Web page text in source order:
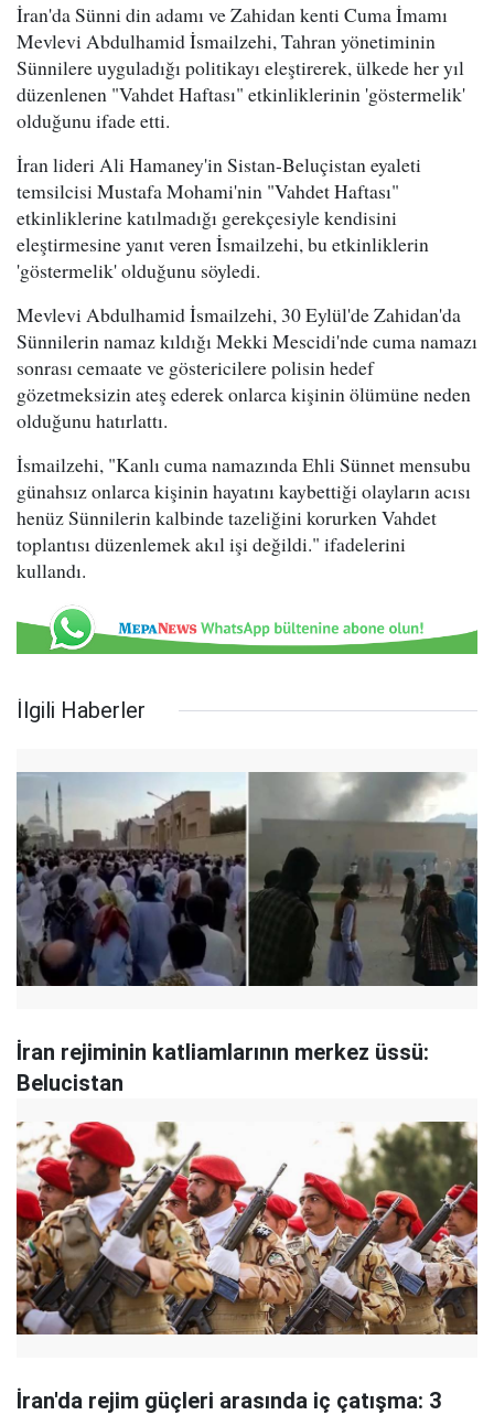
İran'da Sünni din adamı ve Zahidan kenti Cuma İmamı
Mevlevi Abdulhamid İsmailzehi, Tahran yönetiminin
Sünnilere uyguladığı politikayı eleştirerek, ülkede her yıl
düzenlenen "Vahdet Haftası" etkinliklerinin 'göstermelik'
olduğunu ifade etti.
İran lideri Ali Hamaney'in Sistan-Beluçistan eyaleti
temsilcisi Mustafa Mohami'nin "Vahdet Haftası"
etkinliklerine katılmadığı gerekçesiyle kendisini
eleştirmesine yanıt veren İsmailzehi, bu etkinliklerin
'göstermelik' olduğunu söyledi.
Mevlevi Abdulhamid İsmailzehi, 30 Eylül'de Zahidan'da
Sünnilerin namaz kıldığı Mekki Mescidi'nde cuma namazı
sonrası cemaate ve göstericilere polisin hedef
gözetmeksizin ateş ederek onlarca kişinin ölümüne neden
olduğunu hatırlattı.
İsmailzehi, "Kanlı cuma namazında Ehli Sünnet mensubu
günahsız onlarca kişinin hayatını kaybettiği olayların acısı
henüz Sünnilerin kalbinde tazeliğini korurken Vahdet
toplantısı düzenlemek akıl işi değildi." ifadelerini
kullandı.
İlgili Haberler
İran rejiminin katliamlarının merkez üssü:
Belucistan
İran'da rejim güçleri arasında iç çatışma: 3